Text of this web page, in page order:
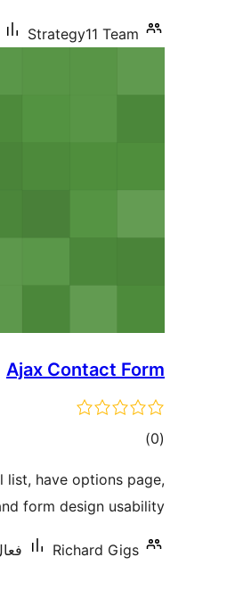
Strategy11 Team
Ajax Contact Form
(0 ڪل
بندي
)
list, have options page,
form design usability.
Richard Gigs